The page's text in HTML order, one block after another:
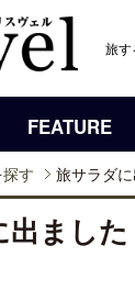
旅す
FEATURE
す 旅サラダに
ました